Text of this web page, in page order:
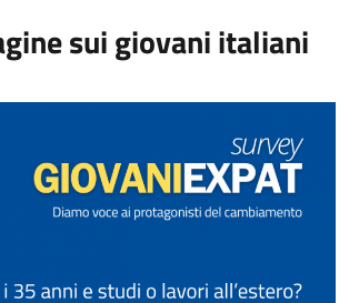
sui giovani italiani